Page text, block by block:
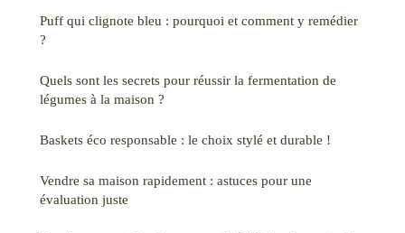
Puff qui clignote bleu : pourquoi et comment y remédier
?
Quels sont les secrets pour réussir la fermentation de
légumes à la maison ?
Baskets éco responsable : le choix stylé et durable !
Vendre sa maison rapidement : astuces pour une
évaluation juste